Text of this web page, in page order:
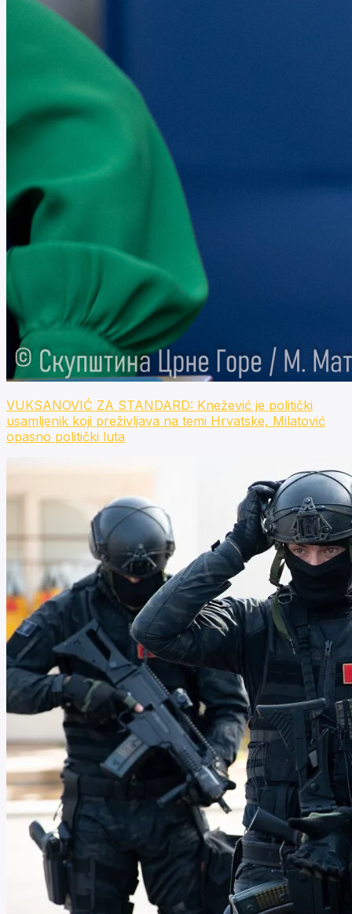
VUKSANOVIĆ ZA STANDARD: Knežević je politički
usamljenik koji preživljava na temi Hrvatske, Milatović
opasno politički luta